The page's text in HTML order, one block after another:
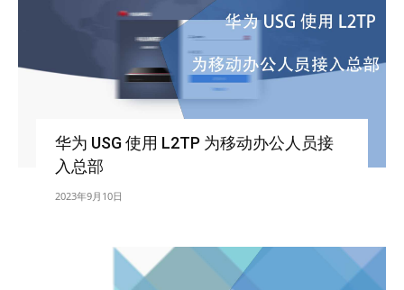
华为 USG 使用 L2TP 为移动办公人员接
入总部
2023年9月10日